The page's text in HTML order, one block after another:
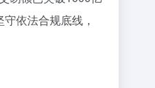
依法合规底线，